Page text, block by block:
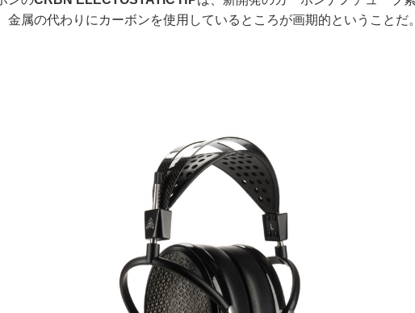
金属の代わりにカーボンを使用しているところが画期的ということだ